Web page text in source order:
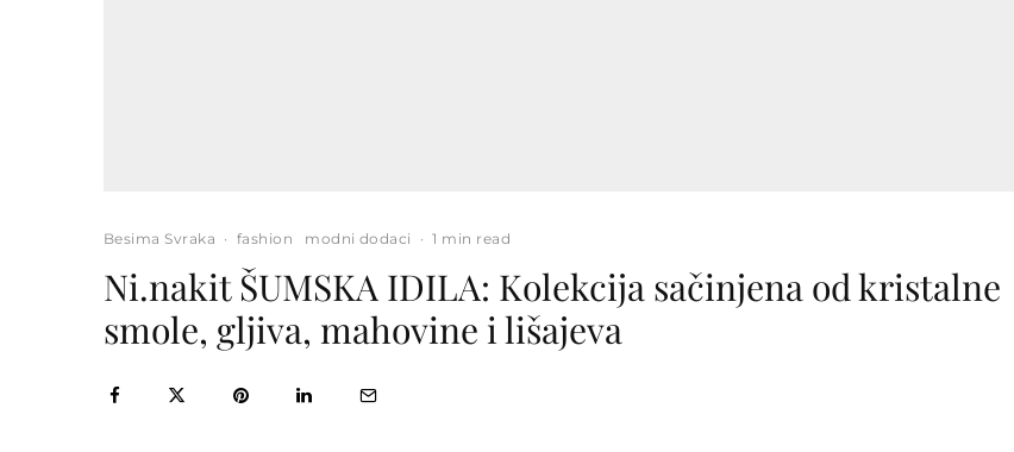
Besima Svraka · fashion modni dodaci · 1 min read
Ni.nakit ŠUMSKA IDILA: Kolekcija sačinjena od kristalne
smole, gljiva, mahovine i lišajeva